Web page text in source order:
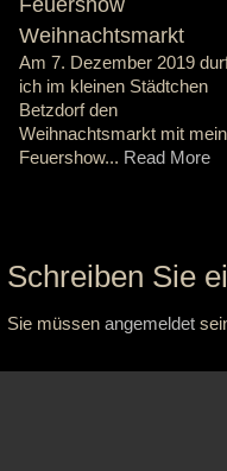
Feuershow
Weihnachtsmarkt
Am 7. Dezember 2019
ich im kleinen Städtchen
Betzdorf den
Weihnachtsmarkt mit
Feuershow... Read More
Schreiben Sie
Sie müssen angemeldet